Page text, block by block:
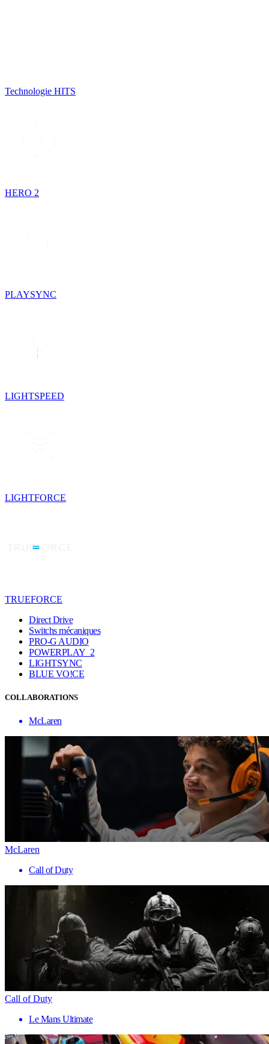
Technologie HITS
HERO 2
PLAYSYNC
LIGHTSPEED
LIGHTFORCE
TRUEFORCE
Direct Drive
Switchs mécaniques
PRO-G AUDIO
POWERPLAY 2
LIGHTSYNC
BLUE VO!CE
COLLABORATIONS
McLaren
McLaren
Call of Duty
Call of Duty
Le Mans Ultimate